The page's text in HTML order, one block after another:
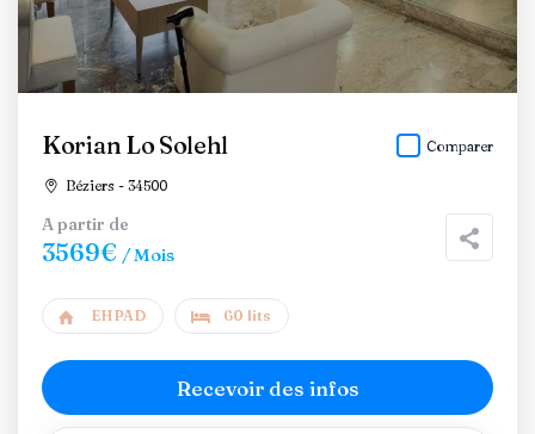
Korian Lo Solehl
Béziers - 34500
Comparer
A partir de
3569€ / Mois
EHPAD 60 lits
Recevoir des infos